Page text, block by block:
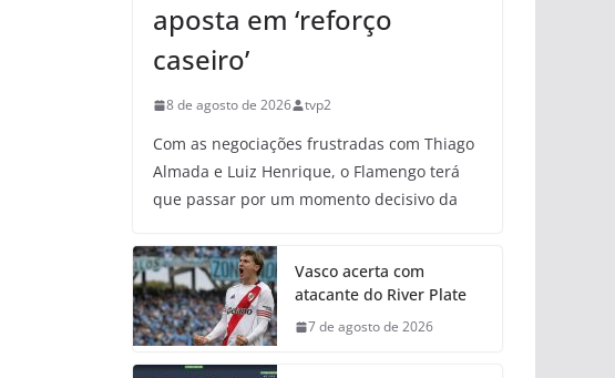
aposta em ‘reforço
caseiro’
8 de agosto de 2026 tvp2
Com as negociações frustradas com Thiago
Almada e Luiz Henrique, o Flamengo terá
que passar por um momento decisivo da
Vasco acerta com
atacante do River Plate
7 de agosto de 2026